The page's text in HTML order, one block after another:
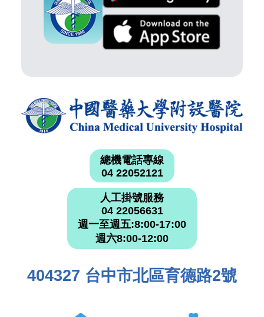
總機電話專線
04 22052121
人工掛號服務
04 22056631
週一至週五:8:00-17:00
週六8:00-12:00
404327 台中市北區育德路2號